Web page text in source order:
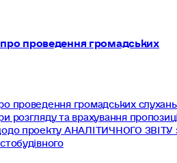
проведення громадських
проведення громадських
розгляду та врахування
проекту АНАЛІТИЧНОГО ЗВІТУ